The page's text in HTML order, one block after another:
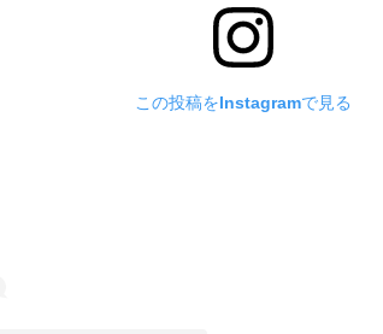
この投稿をInstagramで見る